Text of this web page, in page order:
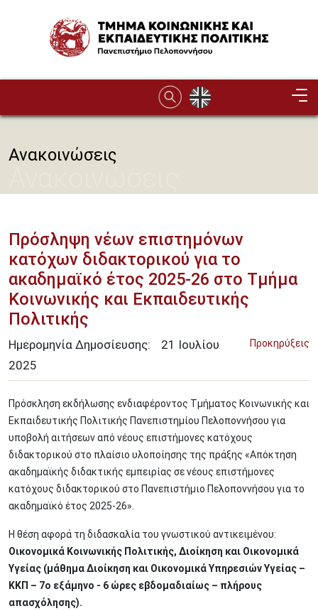
Image
Ανακοινώσεις
Πρόσληψη νέων επιστημόνων
κατόχων διδακτορικού για το
ακαδημαϊκό έτος 2025-26 στο Τμήμα
Κοινωνικής και Εκπαιδευτικής
Πολιτικής
Προκηρύξεις
Ημερομηνία Δημοσίευσης: 21 Ιουλίου
2025
Πρόσκληση εκδήλωσης ενδιαφέροντος Τμήματος Κοινωνικής και
Εκπαιδευτικής Πολιτικής Πανεπιστημίου Πελοποννήσου για
υποβολή αιτήσεων από νέους επιστήμονες κατόχους
διδακτορικού στο πλαίσιο υλοποίησης της πράξης «Απόκτηση
ακαδημαϊκής διδακτικής εμπειρίας σε νέους επιστήμονες
κατόχους διδακτορικού στο Πανεπιστήμιο Πελοποννήσου για το
ακαδημαϊκό έτος 2025-26».
Η θέση αφορά τη διδασκαλία του γνωστικού αντικειμένου:
Οικονομικά Κοινωνικής Πολιτικής, Διοίκηση και Οικονομικά
Υγείας (μάθημα Διοίκηση και Οικονομικά Υπηρεσιών Υγείας –
ΚΚΠ – 7ο εξάμηνο - 6 ώρες εβδομαδιαίως – πλήρους
απασχόλησης).